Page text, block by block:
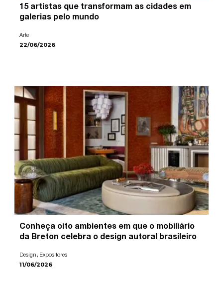
15 artistas que transformam as cidades em
galerias pelo mundo
Arte
22/06/2026
Conheça oito ambientes em que o mobiliário
da Breton celebra o design autoral brasileiro
Design, Expositores
11/06/2026